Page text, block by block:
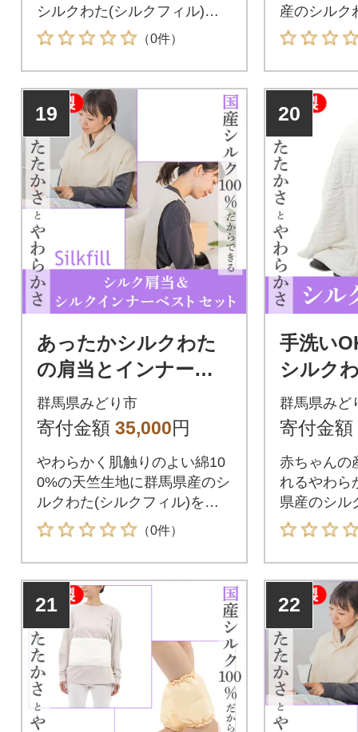
シルクわた(シルクフィル)を
詰め、丈を長くする事によ
り、保温性をよりアップし、
肩・背中・腰回りの冷え防止
に、朝晩の肌寒い時などに
肩・背中・腰回りを優しく温
めます。男女兼用で、フリー
サイズです。
（0件）
産のシルク
ル)を詰め
と、綿
県産のシル
ル)を詰め
セットにし
19
あったかシルクわた
の肩当とインナーベ
ストのセット【164】
群馬県みどり市
寄付金額 35,000円
やわらかく肌触りのよい綿10
0%の天竺生地に群馬県産のシ
ルクわた(シルクフィル)を詰
めた肩当と、同じ素材のイン
ナーベストセットにしまし
た。
（0件）
20
手洗い
シルク
【158】
群馬県みど
寄付金額
赤ちゃんの
れるやわら
県産のシル
ル)を詰め
ます。保温
冷房による
寒さ対策に
21 22